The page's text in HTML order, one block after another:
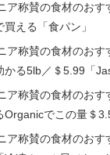
ア称賛の食材のおす
買える「食パン」
ア称賛の食材のお
かる5lb／＄5.99「
ア称賛の食材のお
Organicでこの量＄
ア称賛の食材のお